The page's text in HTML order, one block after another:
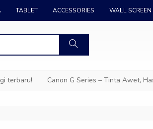
TABLET ACCESSORIES WALL SCREEN
Canon G Series – Tinta Awet, Hasil Hebat